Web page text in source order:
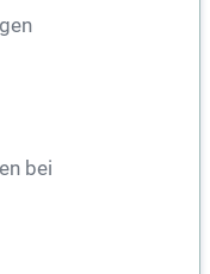
bei